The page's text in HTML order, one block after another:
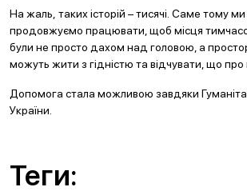
На жаль, таких історій – тисячі. Саме тому ми
продовжуємо працювати, щоб місця
були не просто дахом над головою, а
можуть жити з гідністю та відчувати, що про
Допомога стала можливою завдяки
України.
Теги: